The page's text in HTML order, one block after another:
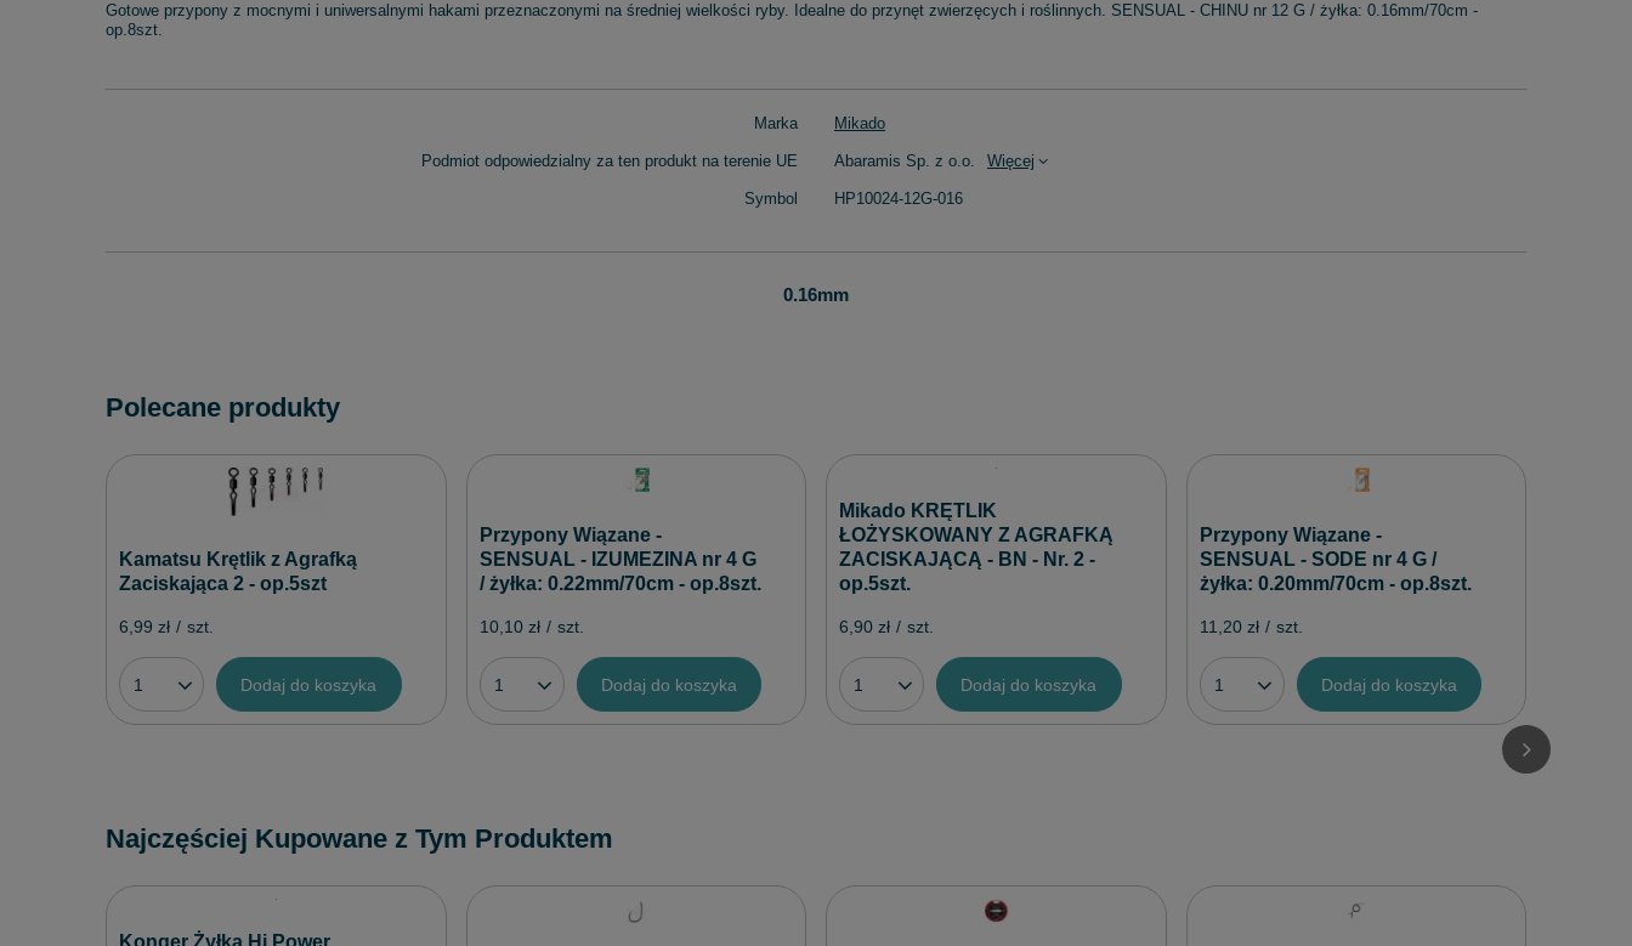
Gotowe przypony z mocnymi i uniwersalnymi hakami przeznaczonymi na średniej wielkości ryby. Idealne do przynęt zwierzęcych i roślinnych. SENSUAL - CHINU nr 12 G / żyłka: 0.16mm/70cm -
op.8szt.
Marka Mikado
Podmiot odpowiedzialny za ten produkt na terenie UE Abaramis Sp. z o.o. Więcej
Symbol HP10024-12G-016
0.16mm
Polecane produkty
Kamatsu Krętlik z Agrafką
Zaciskająca 2 - op.5szt
6,99 zł / szt.
Dodaj do koszyka
Przypony Wiązane -
SENSUAL - IZUMEZINA nr 4 G
/ żyłka: 0.22mm/70cm - op.8szt.
10,10 zł / szt.
Dodaj do koszyka
Mikado KRĘTLIK
ŁOŻYSKOWANY Z AGRAFKĄ
ZACISKAJĄCĄ - BN - Nr. 2 -
op.5szt.
6,90 zł / szt.
Dodaj do koszyka
Przypony Wiązane -
SENSUAL - SODE nr 4 G /
żyłka: 0.20mm/70cm - op.8szt.
11,20 zł / szt.
Dodaj do koszyka
Najczęściej Kupowane z Tym Produktem
Konger Żyłka Hi Power